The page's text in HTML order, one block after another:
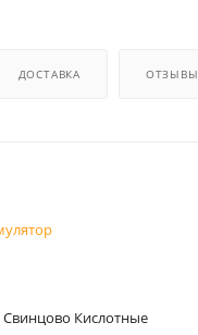
ДОСТАВКА ОТЗЫВЫ
Свинцово Кислотные